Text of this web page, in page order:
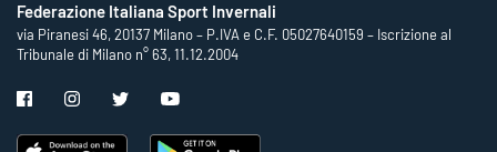
Federazione Italiana Sport Invernali
via Piranesi 46, 20137 Milano – P.IVA e C.F. 05027640159 – Iscrizione al
Tribunale di Milano n° 63, 11.12.2004